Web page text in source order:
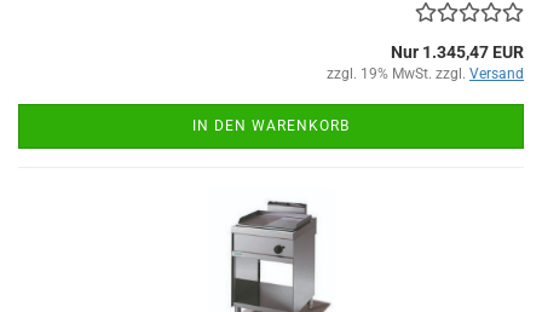
Nur 1.345,47 EUR
zzgl. 19% MwSt. zzgl. Versand
IN DEN WARENKORB